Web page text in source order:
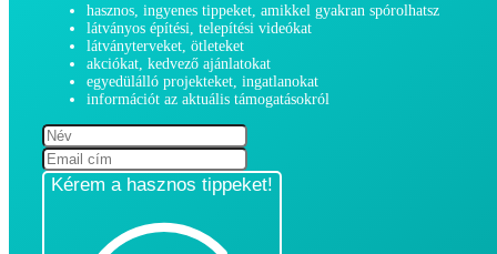
hasznos, ingyenes tippeket, amikkel gyakran spórolhatsz
látványos építési, telepítési videókat
látványterveket, ötleteket
akciókat, kedvező ajánlatokat
egyedülálló projekteket, ingatlanokat
információt az aktuális támogatásokról
Kérem a hasznos tippeket!